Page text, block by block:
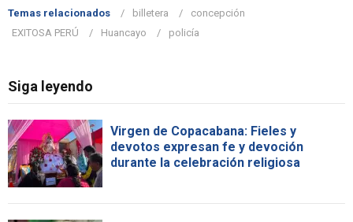
Temas relacionados billetera
concepción
EXITOSA PERÚ
Huancayo policía
Siga leyendo
Virgen de Copacabana: Fieles y
devotos expresan fe y devoción
durante la celebración religiosa